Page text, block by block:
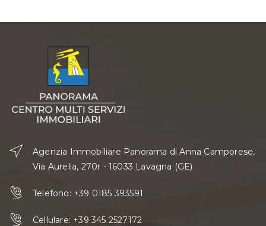
Agenzia Immobiliare Panorama di Anna Camporese,
Via Aurelia, 270r - 16033 Lavagna (GE)
Telefono: +39 0185 393591
Cellulare: +39 345 2527172